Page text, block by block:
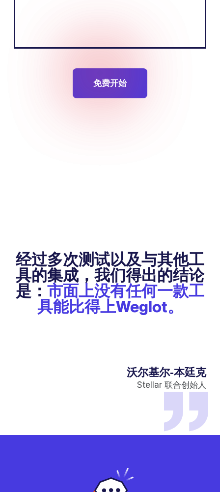
免费开始
经过多次测试以及与其他工
具的集成，我们得出的结论
是： 市面上没有任何一款工
具能比得上Weglot。
沃尔基尔-本廷克
Stellar 联合创始人